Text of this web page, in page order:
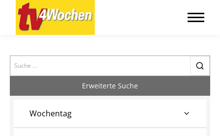
Search
Erweiterte Suche
Wochentag